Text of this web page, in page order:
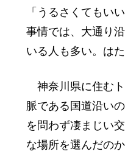
「うるさくてもい
事情では、大通り
いる人も多い。は
神奈川県に住む
脈である国道沿い
を問わず凄まじい
な場所を選んだのか